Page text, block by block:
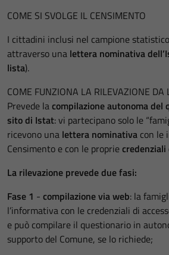
COME SI SVOLGE IL CENSIMENTO
I cittadini inclusi nel campione
attraverso una lettera nominativa
lista).
COME FUNZIONA LA RILEVAZIONE DA
Prevede lacompilazione autonoma del
sito di Istat: vi partecipano solo le
ricevono una lettera nominativa con le
Censimento e con le propriecredenziali
La rilevazione prevede due fasi:
Fase 1 - compilazione via web: la
l’informativa con le credenziali di
e può compilare il questionario in
supporto del Comune, se lo richiede;